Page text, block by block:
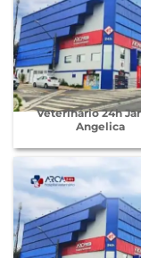
Veterinário 24h
Angelica